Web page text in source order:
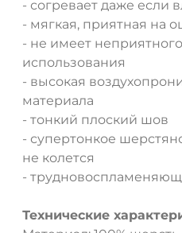
- согревает даже если
- мягкая, приятная на
- не имеет
использования
- высокая
материала
- тонкий плоский шов
- супертонкое
не колется
-
Технические
ДА